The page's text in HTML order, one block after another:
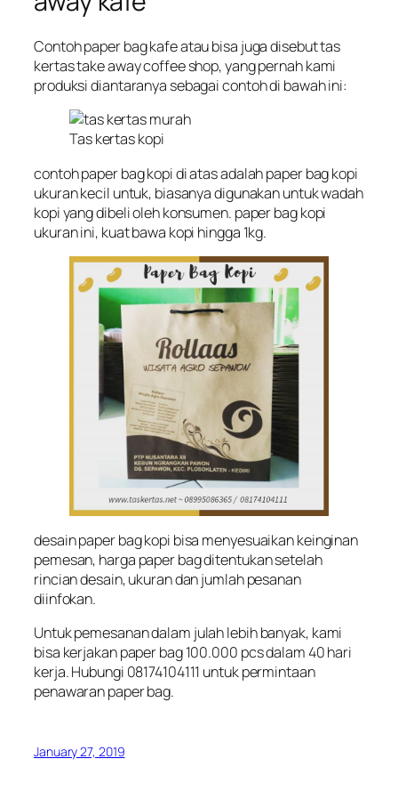
Contoh paper bag kafe atau bisa juga disebut tas
kertas take away coffee shop, yang pernah kami
produksi diantaranya sebagai contoh di bawah ini:
Tas kertas kopi
contoh paper bag kopi di atas adalah paper bag kopi
ukuran kecil untuk, biasanya digunakan untuk wadah
kopi yang dibeli oleh konsumen. paper bag kopi
ukuran ini, kuat bawa kopi hingga 1kg.
desain paper bag kopi bisa menyesuaikan keinginan
pemesan, harga paper bag ditentukan setelah
rincian desain, ukuran dan jumlah pesanan
diinfokan.
Untuk pemesanan dalam julah lebih banyak, kami
bisa kerjakan paper bag 100.000 pcs dalam 40 hari
kerja. Hubungi 08174104111 untuk permintaan
penawaran paper bag.
January 27, 2019